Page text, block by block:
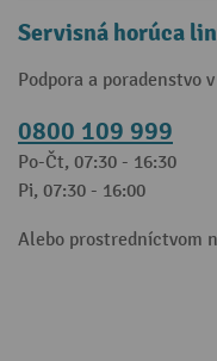
Servisná horúca
Podpora a poradenstvo
0800 109 999
Po-Čt, 07:30 - 16:30
Pi, 07:30 - 16:00
Alebo prostredníctvom